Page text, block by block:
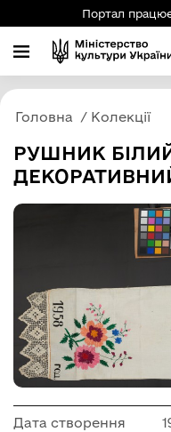
Портал
Головна Колекції
РУШНИК
Дата створення